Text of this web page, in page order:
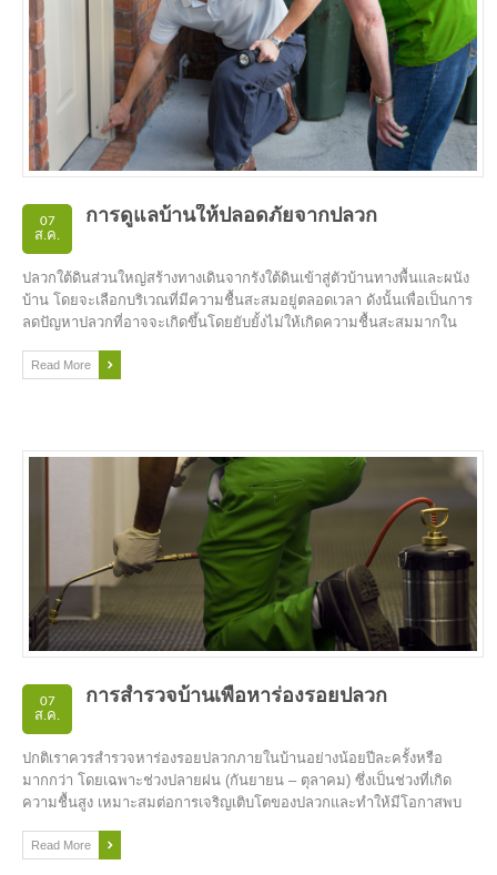
07
ส.ค.
การดูแลบ้านให้ปลอดภัยจากปลวก
ปลวกใต้ดินส่วนใหญ่สร้างทางเดินจากรังใต้ดินเข้าสู่ตัวบ้านทางพื้นและผนัง
บ้าน โดยจะเลือกบริเวณที่มีความชื้นสะสมอยู่ตลอดเวลา ดังนั้นเพื่อเป็นการ
ลดปัญหาปลวกที่อาจจะเกิดขึ้นโดยยับยั้งไม่ให้เกิดความชื้นสะสมมากใน
Read More
07
ส.ค.
การสำรวจบ้านเพื่อหาร่องรอยปลวก
ปกติเราควรสำรวจหาร่องรอยปลวกภายในบ้านอย่างน้อยปีละครั้งหรือ
มากกว่า โดยเฉพาะช่วงปลายฝน (กันยายน – ตุลาคม) ซึ่งเป็นช่วงที่เกิด
ความชื้นสูง เหมาะสมต่อการเจริญเติบโตของปลวกและทำให้มีโอกาสพบ
Read More